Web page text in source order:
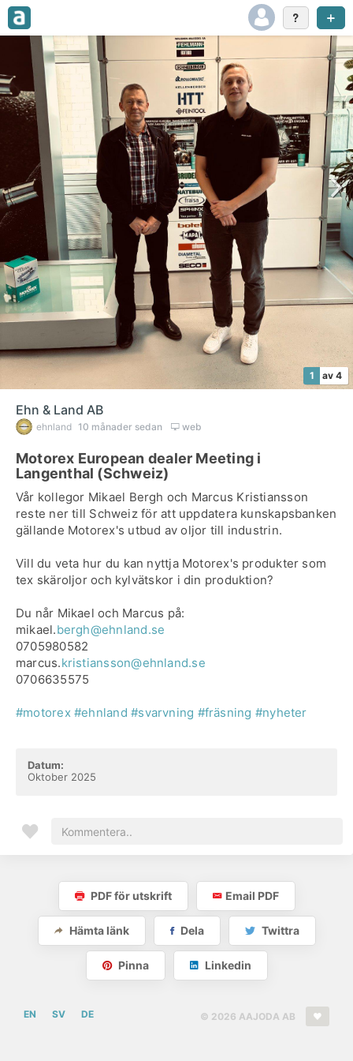
1 av 4
Ehn & Land AB
ehnland 10 månader sedan web
Motorex European dealer Meeting i
Langenthal (Schweiz)
Vår kollegor Mikael Bergh och Marcus Kristiansson
reste ner till Schweiz för att uppdatera kunskapsbanken
gällande Motorex's utbud av oljor till industrin.
Vill du veta hur du kan nyttja Motorex's produkter som
tex skäroljor och kylvätskor i din produktion?
Du når Mikael och Marcus på:
mikael.bergh@ehnland.se
0705980582
marcus.kristiansson@ehnland.se
0706635575
#motorex #ehnland #svarvning #fräsning #nyheter
Datum:
Oktober 2025
PDF för utskrift Email PDF
Hämta länk Dela Twittra
Pinna Linkedin
© 2026 AAJODA AB
EN SV DE